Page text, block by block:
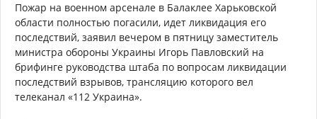
Пожар на военном арсенале в Балаклее Харьковской
области полностью погасили, идет ликвидация его
последствий, заявил вечером в пятницу заместитель
министра обороны Украины Игорь Павловский на
брифинге руководства штаба по вопросам ликвидации
последствий взрывов, трансляцию которого вел
телеканал «112 Украина».